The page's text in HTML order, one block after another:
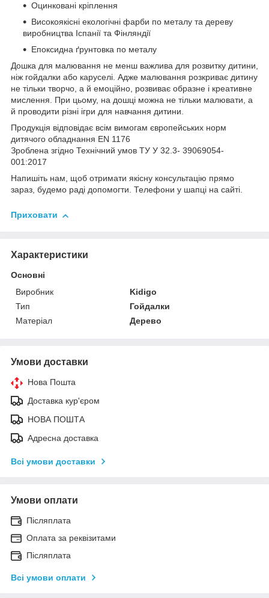
Оцинковані кріплення
Високоякісні екологічні фарби по металу та дереву
виробництва Іспанії та Фінляндії
Епоксидна ґрунтовка по металу
Дошка для малювання не менш важлива для розвитку дитини,
ніж гойдалки або каруселі. Адже малювання розкриває дитину
не тільки творчо, а й емоційно, розвиває образне і креативне
мислення. При цьому, на дошці можна не тільки малювати, а
й проводити різні ігри для навчання дитини.
Продукція відповідає всім вимогам європейських норм
дитячого обладнання EN 1176
Зроблена згідно Технічний умов ТУ У 32.3- 39069054-
001:2017
Напишіть нам, щоб отримати якісну консультацію прямо
зараз, будемо раді допомогти. Телефони у шапці на сайті.
Приховати
Характеристики
Основні
Виробник
Kidigo
Тип
Гойдалки
Матеріал
Дерево
Умови доставки
Нова Пошта
Доставка кур'єром
НОВА ПОШТА
Адресна доставка
Всі умови доставки
Умови оплати
Післяплата
Оплата за реквізитами
Післяплата
Всі умови оплати